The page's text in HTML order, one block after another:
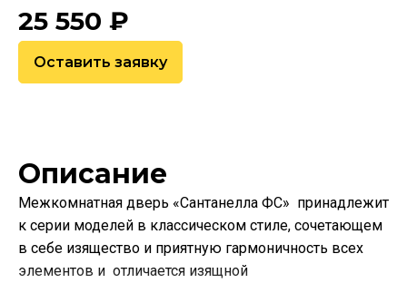
25 550 ₽
Оставить заявку
Описание
Межкомнатная дверь «Сантанелла ФС» принадлежит
к серии моделей в классическом стиле, сочетающем
в себе изящество и приятную гармоничность всех
элементов и отличается изящной